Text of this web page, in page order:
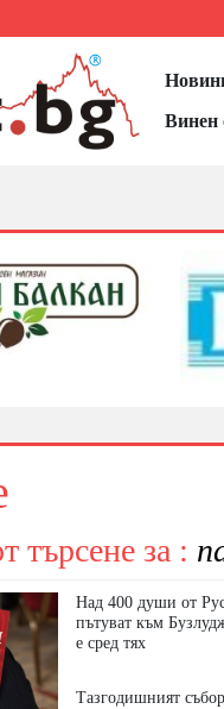
Винен
търсене за :
Над 400 души от
пътуват към
е сред тях
Тазгодишният